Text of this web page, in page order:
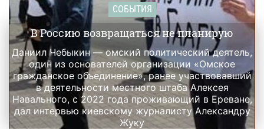
СОБЫТИЯ
В Россию возвращаться не планирую
Даниил Чебыкин — омский политический деятель,
один из основателей организации «Омское
гражданское объединение», ранее участвовавший
в деятельности местного штаба Алексея
Навального, с 2022 года проживающий в Ереване,
дал интервью киевскому журналисту Александру
Жуку